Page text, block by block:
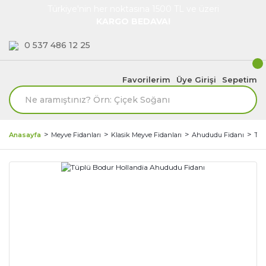
0 537 486 12 25
Favorilerim Üye Girişi Sepetim
Anasayfa Meyve Fidanları Klasik Meyve Fidanları Ahududu Fidanı